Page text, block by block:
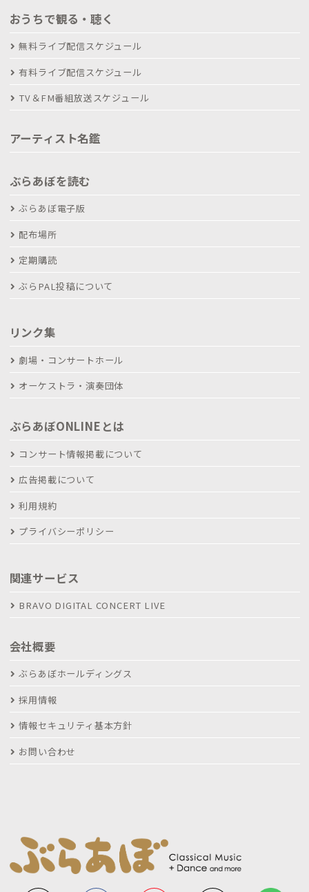
おうちで観る・聴く
無料ライブ配信スケジュール
有料ライブ配信スケジュール
TV＆FM番組放送スケジュール
アーティスト名鑑
ぶらあぼを読む
ぶらあぼ電子版
配布場所
定期購読
ぶらPAL投稿について
リンク集
劇場・コンサートホール
オーケストラ・演奏団体
ぶらあぼONLINEとは
コンサート情報掲載について
広告掲載について
利用規約
プライバシーポリシー
関連サービス
BRAVO DIGITAL CONCERT LIVE
会社概要
ぶらあぼホールディングス
採用情報
情報セキュリティ基本方針
お問い合わせ